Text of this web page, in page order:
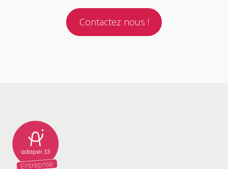
Contactez nous !